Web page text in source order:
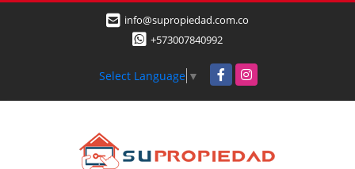
info@supropiedad.com.co
+573007840992
Select Language ▼ FacebookInstagram